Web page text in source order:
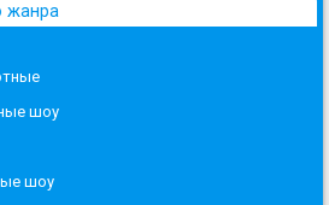
жанра
шоу
шоу